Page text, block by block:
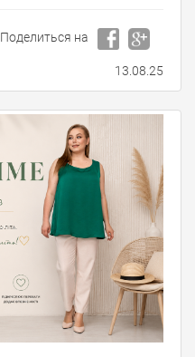
Поделиться на
13.08.25